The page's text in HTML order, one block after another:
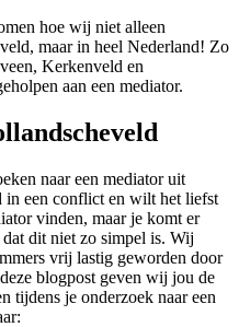
hoe wij niet alleen
maar in heel Nederland! Zo
Kerkenveld en
aan een mediator.
naar een mediator uit
een conflict en wilt het liefst
vinden, maar je komt er
dit niet zo simpel is. Wij
vrij lastig geworden door
blogpost geven wij jou de
tijdens je onderzoek naar een